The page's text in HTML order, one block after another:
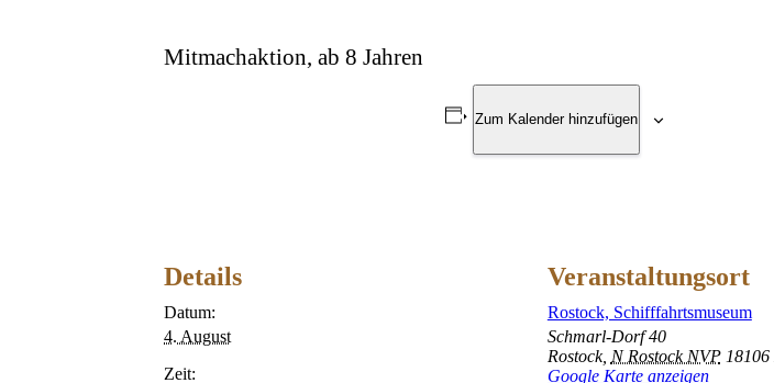
Mitmachaktion, ab 8 Jahren
Zum Kalender hinzufügen
Details
Datum:
4. August
Zeit:
Veranstaltungsort
Rostock, Schifffahrtsmuseum
Schmarl-Dorf 40
Rostock, N Rostock NVP 18106
Google Karte anzeigen